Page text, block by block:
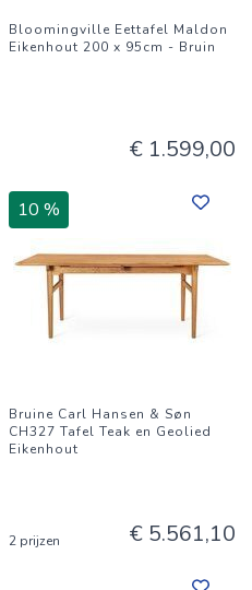
Bloomingville Eettafel Maldon
Eikenhout 200 x 95cm - Bruin
€ 1.599,00
10 %
Bruine Carl Hansen & Søn
CH327 Tafel Teak en Geolied
Eikenhout
2 prijzen € 5.561,10